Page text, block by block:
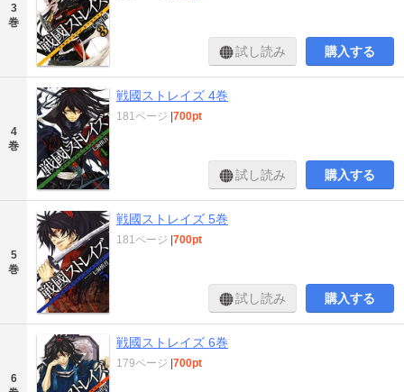
3
巻
試し読み 購入する
4
巻
戦國ストレイズ 4巻
181ページ |700pt
試し読み 購入する
5
巻
戦國ストレイズ 5巻
181ページ |700pt
試し読み 購入する
6
戦國ストレイズ 6巻
179ページ |700pt